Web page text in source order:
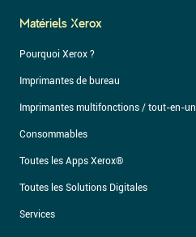
Matériels Xerox
Pourquoi Xerox ?
Imprimantes de bureau
Imprimantes multifonctions / tout-en-un
Consommables
Toutes les Apps Xerox®
Toutes les Solutions Digitales
Services